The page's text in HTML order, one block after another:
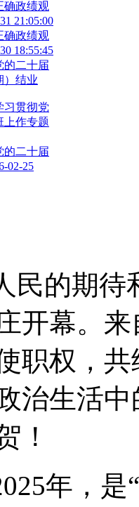
确政绩观
21:05:00
确政绩观
18:55:45
的二十届
）结业
习贯彻党
上作专题
的二十届
02-25
民的期待
开幕。
职权，
治生活
！
年，